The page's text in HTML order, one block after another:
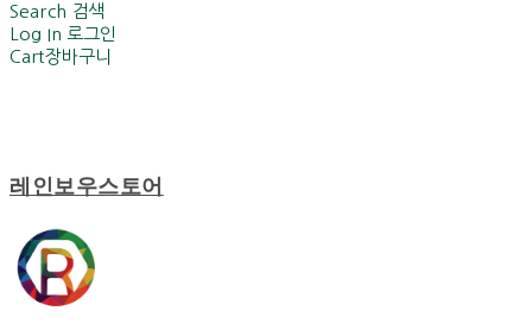
Search 검색
Log In 로그인
Cart장바구니
레인보우스토어